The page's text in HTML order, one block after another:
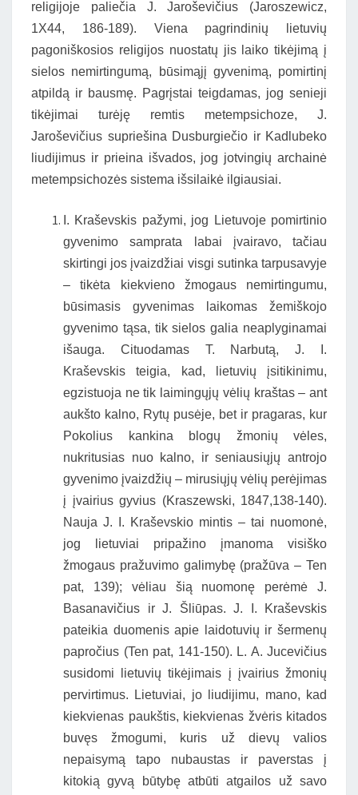
religijoje paliečia J. Jaroševičius (Jaroszewicz,
1X44, 186-189). Viena pagrindinių lietuvių
pagoniškosios religijos nuostatų jis laiko tikėjimą į
sielos nemirtingumą, būsimąjį gyvenimą, pomirtinį
atpildą ir bausmę. Pagrįstai teigdamas, jog senieji
tikėjimai turėję remtis metempsichoze, J.
Jaroševičius supriešina Dusburgiečio ir Kadlubeko
liudijimus ir prieina išvados, jog jotvingių archainė
metempsichozės sistema išsilaikė ilgiausiai.
I. Kraševskis pažymi, jog Lietuvoje pomirtinio
gyvenimo samprata labai įvairavo, tačiau
skirtingi jos įvaizdžiai visgi sutinka tarpusavyje
– tikėta kiekvieno žmogaus nemirtingumu,
būsimasis gyvenimas laikomas žemiškojo
gyvenimo tąsa, tik sielos galia neaplyginamai
išauga. Cituodamas T. Narbutą, J. I.
Kraševskis teigia, kad, lietuvių įsitikinimu,
egzistuoja ne tik laimingųjų vėlių kraštas – ant
aukšto kalno, Rytų pusėje, bet ir pragaras, kur
Pokolius kankina blogų žmonių vėles,
nukritusias nuo kalno, ir seniausiųjų antrojo
gyvenimo įvaizdžių – mirusiųjų vėlių perėjimas
į įvairius gyvius (Kraszewski, 1847,138-140).
Nauja J. I. Kraševskio mintis – tai nuomonė,
jog lietuviai pripažino įmanoma visiško
žmogaus pražuvimo galimybę (pražūva – Ten
pat, 139); vėliau šią nuomonę perėmė J.
Basanavičius ir J. Šliūpas. J. I. Kraševskis
pateikia duomenis apie laidotuvių ir šermenų
papročius (Ten pat, 141-150). L. A. Jucevičius
susidomi lietuvių tikėjimais į įvairius žmonių
pervirtimus. Lietuviai, jo liudijimu, mano, kad
kiekvienas paukštis, kiekvienas žvėris kitados
buvęs žmogumi, kuris už dievų valios
nepaisymą tapo nubaustas ir paverstas į
kitokią gyvą būtybę atbūti atgailos už savo